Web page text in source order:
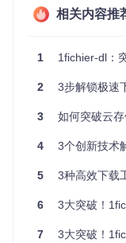
图1：1Fichier网站
提供了全方位的解
1fichier-dl采用动态
变大小块，通过
池，支持10-32个
相关内容推
1 1fichier-dl：突破限
2 3步解锁极速下
3 如何突破云存
4 3个创新技术解决
5 3种高效下载工具
6 3大突破！
7 3大突破！